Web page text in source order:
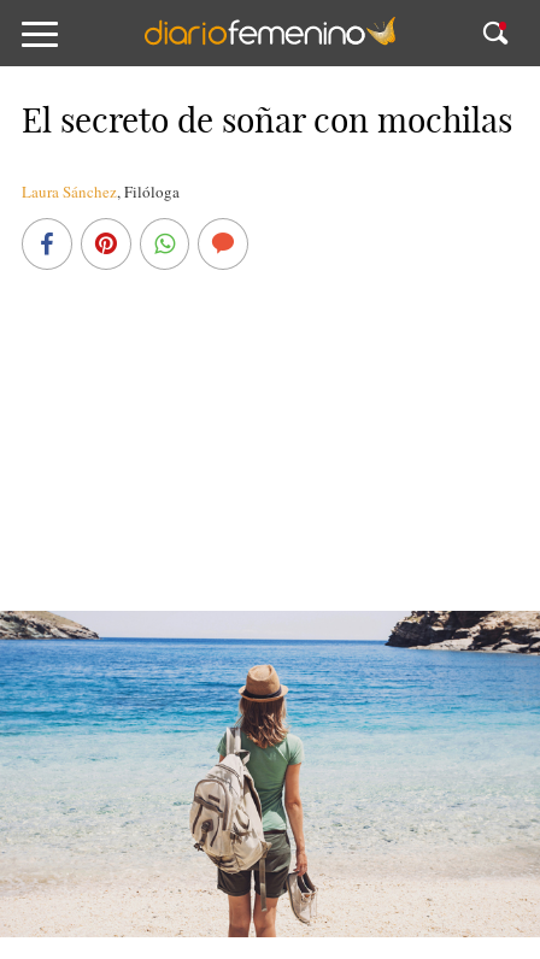
El secreto de soñar con mochilas
Laura Sánchez,Filóloga